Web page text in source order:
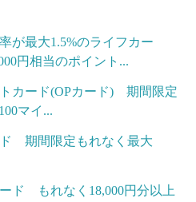
が最大1.5%のライフカー
円相当のポイント...
カード(OPカード) 期間限定
マイ...
ド 期間限定もれなく最大
ド もれなく18,000円分以上